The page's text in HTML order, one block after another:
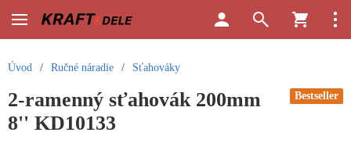
Úvod / Ručné náradie / Sťahováky
Bestseller
2-ramenný sťahovák 200mm
8'' KD10133